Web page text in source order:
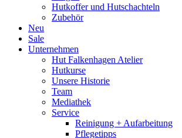
Hutkoffer und Hutschachteln
Zubehör
Neu
Sale
Unternehmen
Hut Falkenhagen Atelier
Hutkurse
Unsere Historie
Team
Mediathek
Service
Reinigung + Aufarbeitung
Pflegetipps